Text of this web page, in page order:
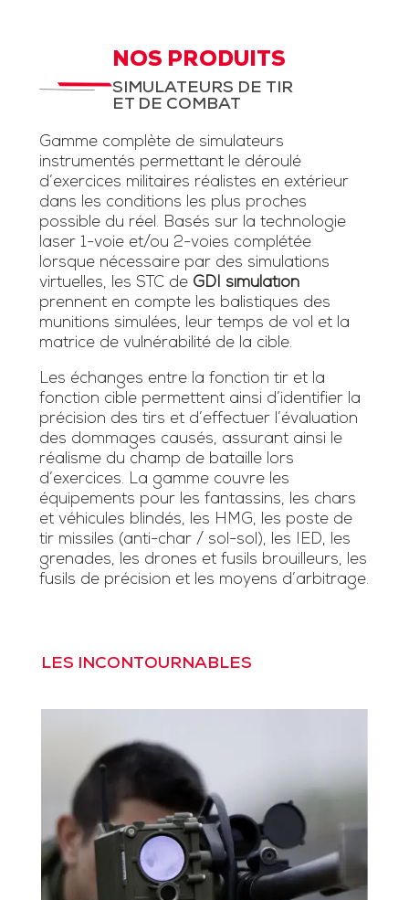
NOS PRODUITS
SIMULATEURS DE TIR
ET DE COMBAT
Gamme complète de simulateurs
instrumentés permettant le déroulé
d’exercices militaires réalistes en extérieur
dans les conditions les plus proches
possible du réel. Basés sur la technologie
laser 1-voie et/ou 2-voies complétée
lorsque nécessaire par des simulations
virtuelles, les STC de GDI simulation
prennent en compte les balistiques des
munitions simulées, leur temps de vol et la
matrice de vulnérabilité de la cible.
Les échanges entre la fonction tir et la
fonction cible permettent ainsi d’identifier la
précision des tirs et d’effectuer l’évaluation
des dommages causés, assurant ainsi le
réalisme du champ de bataille lors
d’exercices. La gamme couvre les
équipements pour les fantassins, les chars
et véhicules blindés, les HMG, les poste de
tir missiles (anti-char / sol-sol), les IED, les
grenades, les drones et fusils brouilleurs, les
fusils de précision et les moyens d’arbitrage.
LES INCONTOURNABLES